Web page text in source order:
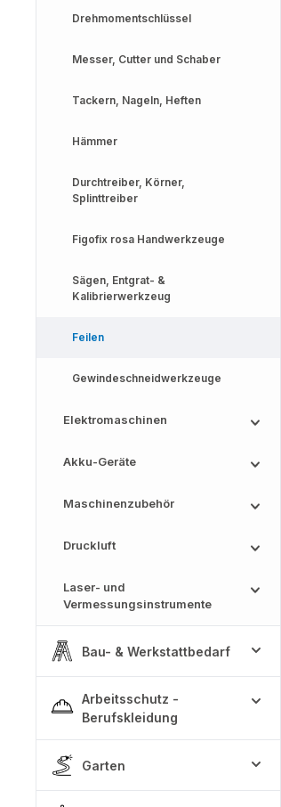
Drehmomentschlüssel
Messer, Cutter und Schaber
Tackern, Nageln, Heften
Hämmer
Durchtreiber, Körner,
Splinttreiber
Figofix rosa Handwerkzeuge
Sägen, Entgrat- &
Kalibrierwerkzeug
Feilen
Gewindeschneidwerkzeuge
Elektromaschinen
Akku-Geräte
Maschinenzubehör
Druckluft
Laser- und
Vermessungsinstrumente
Bau- & Werkstattbedarf
Arbeitsschutz -
Berufskleidung
Garten